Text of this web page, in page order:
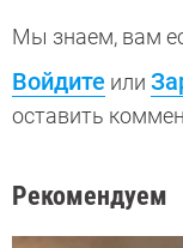
Мы знаем, вам
Войдите или
оставить
Рекомендуем